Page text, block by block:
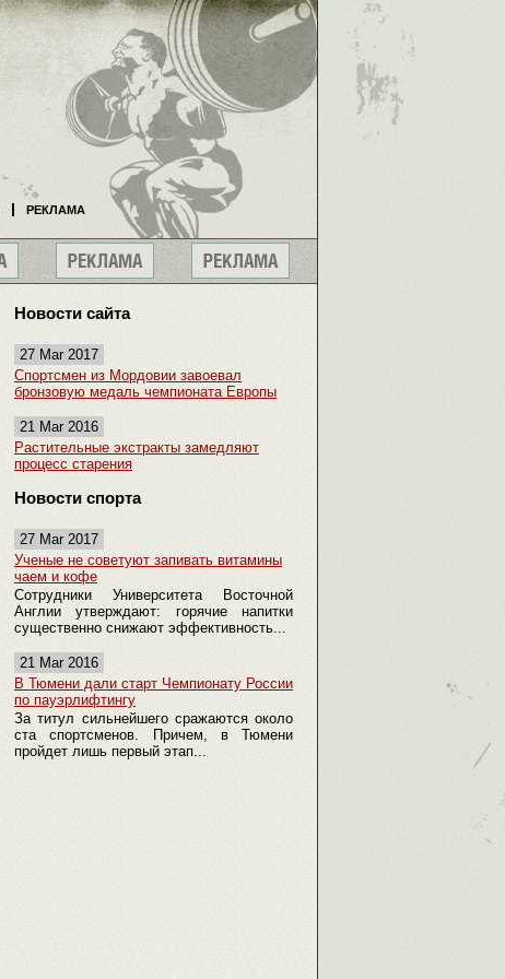
Новости сайта
27 Mar 2017
Спортсмен из Мордовии завоевал
бронзовую медаль чемпионата Европы
21 Mar 2016
Растительные экстракты замедляют
процесс старения
Новости спорта
27 Mar 2017
Ученые не советуют запивать витамины
чаем и кофе
Сотрудники Университета Восточной
Англии утверждают: горячие напитки
существенно снижают эффективность...
21 Mar 2016
В Тюмени дали старт Чемпионату России
по пауэрлифтингу
За титул сильнейшего сражаются около
ста спортсменов. Причем, в Тюмени
пройдет лишь первый этап...
РЕКЛАМА